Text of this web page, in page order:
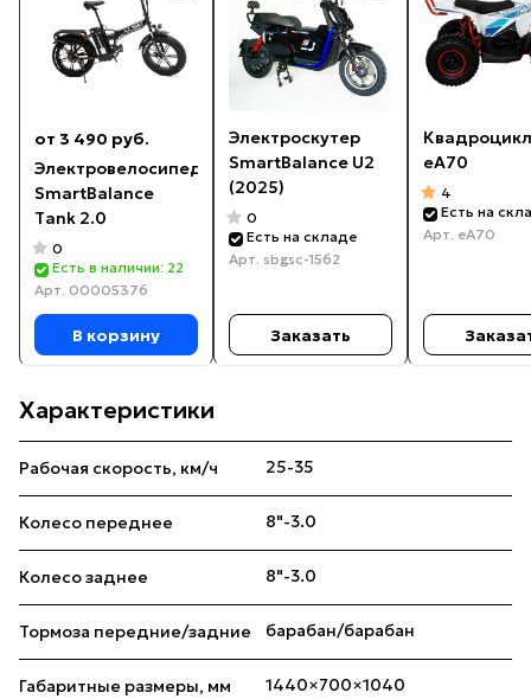
от 3 490 руб.
Электровелосипед
SmartBalance
Tank 2.0
0
Есть в наличии: 22
Арт. 00005376
В корзину
Электроскутер
SmartBalance U2
(2025)
0
Есть на складе
Арт. sbgsc-1562
Заказать
Квадроцикл
еA70
4
Есть на
Арт. еA70
Характеристики
Рабочая скорость, км/ч 25-35
Колесо переднее 8"-3.0
Колесо заднее 8"-3.0
Тормоза передние/задние барабан/барабан
Габаритные размеры, мм 1440×700×1040